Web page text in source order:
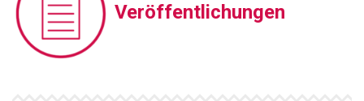
Veröffentlichungen